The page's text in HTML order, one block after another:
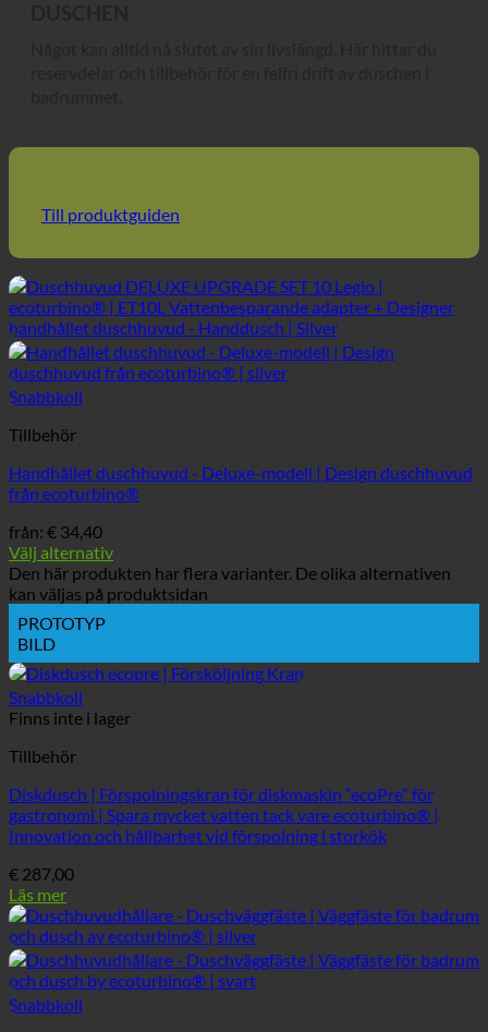
Till produktguiden
Snabbkoll
Tillbehör
Handhållet duschhuvud - Deluxe-modell | Design duschhuvud
från ecoturbino®
från: € 34,40
Välj alternativ
Den här produkten har flera varianter. De olika alternativen
kan väljas på produktsidan
PROTOTYP
BILD
Snabbkoll
Finns inte i lager
Tillbehör
Diskdusch | Förspolningskran för diskmaskin “ecoPre” för
gastronomi | Spara mycket vatten tack vare ecoturbino® |
Innovation och hållbarhet vid förspolning i storkök
€ 287,00
Läs mer
Snabbkoll